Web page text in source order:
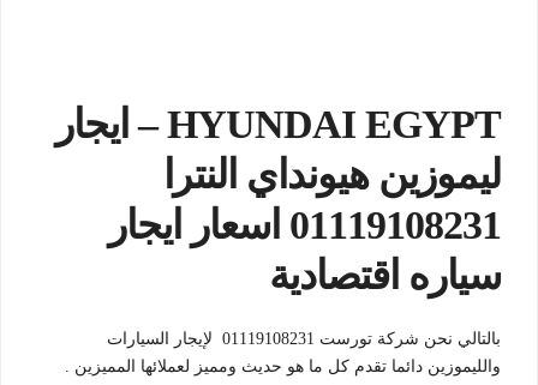
HYUNDAI EGYPT – ايجار
ليموزين هيونداي النترا
01119108231 اسعار ايجار
سياره اقتصادية
بالتالي نحن شركة تورست 01119108231 لإيجار السيارات
والليموزين دائما تقدم كل ما هو حديث ومميز لعملائها المميزين .